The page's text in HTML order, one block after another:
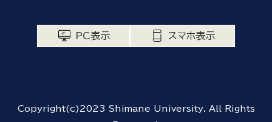
PC表示 スマホ表示
Copyright(c)2023 Shimane University. All Rights